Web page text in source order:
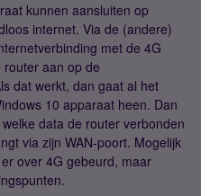
kunnen aansluiten op
internet. Via de (andere)
met de 4G
aan op de
dat werkt, dan gaat al het
10 apparaat heen. Dan
data de router verbonden
via zijn WAN-poort. Mogelijk
over 4G gebeurd, maar